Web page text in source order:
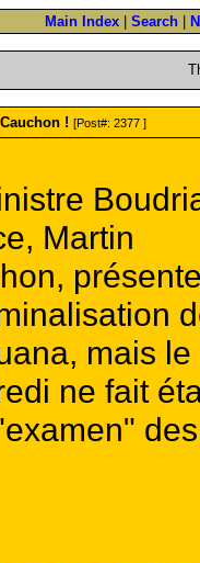
Main Index Search
! [Post#: 2377 ]
Martin
mais
ne fait